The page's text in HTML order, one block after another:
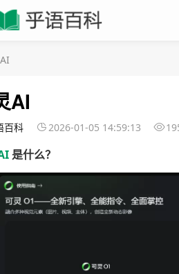
AI
AI
百科 2026-01-05 14:59:13
是什么？